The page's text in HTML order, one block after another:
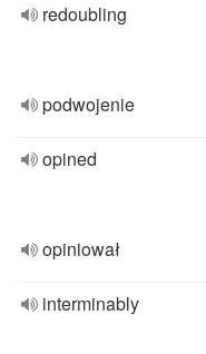
redoubling
podwojenie
opined
opiniował
interminably